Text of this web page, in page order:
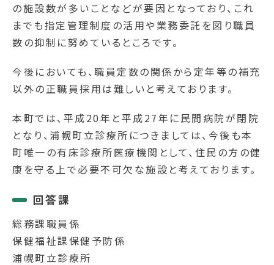
の施設数が多いことなどが要因となっており、これ
までも指定管理制度の活用や業務委託を図り職員
数の抑制に努めているところです。
今後においても、職員定数の関係から定年等の補充
以外の正職員採用は難しいと考えております。
本町では、平成20年と平成27年に民間病院が閉院
となり、浦幌町立診療所につきましては、今後も本
町唯一の有床診療所医療機関として、住民の方の健
康を守る上で必要不可欠な施設と考えております。
回答課
総務課職員係
保健福祉課保健予防係
浦幌町立診療所